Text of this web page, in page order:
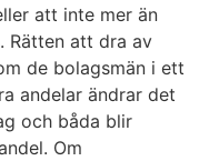
att inte mer än
Rätten att dra av
de bolagsmän i ett
andelar ändrar det
och båda blir
Om